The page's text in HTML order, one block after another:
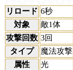
リロード 6秒
対象
敵1体
攻撃回数 3回
タイプ
魔法攻撃
属性
光